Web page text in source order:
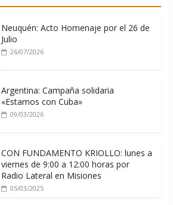
exportar ideas; es la historia la que
10/08/2026
Neuquén: Acto Homenaje por el 26 de
Julio
26/07/2026
Argentina: Campaña solidaria
«Estamos con Cuba»
09/03/2026
CON FUNDAMENTO KRIOLLO: lunes a
viernes de 9:00 a 12:00 horas por
Radio Lateral en Misiones
05/03/2025